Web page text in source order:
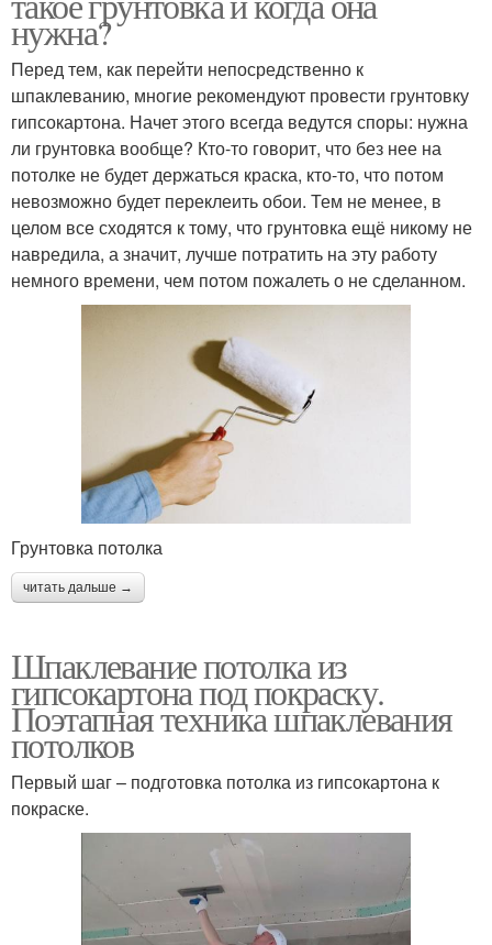
нужна?
Перед тем, как перейти непосредственно к
шпаклеванию, многие рекомендуют провести грунтовку
гипсокартона. Начет этого всегда ведутся споры: нужна
ли грунтовка вообще? Кто-то говорит, что без нее на
потолке не будет держаться краска, кто-то, что потом
невозможно будет переклеить обои. Тем не менее, в
целом все сходятся к тому, что грунтовка ещё никому не
навредила, а значит, лучше потратить на эту работу
немного времени, чем потом пожалеть о не сделанном.
Грунтовка потолка
читать дальше →
Шпаклевание потолка из
гипсокартона под покраску.
Поэтапная техника шпаклевания
потолков
Первый шаг – подготовка потолка из гипсокартона к
покраске.